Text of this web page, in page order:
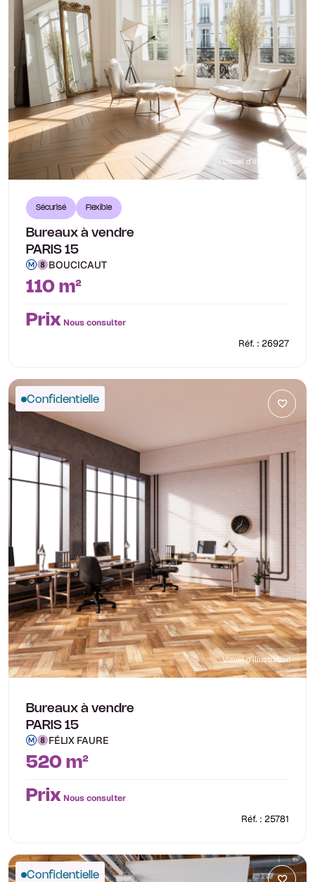
Visuel d'illustration
Sécurisé Flexible
Bureaux à vendre
PARIS 15
BOUCICAUT
110 m²
Prix Nous consulter
Réf. : 26927
Confidentielle
Visuel d'illustration
Bureaux à vendre
PARIS 15
FÉLIX FAURE
520 m²
Prix Nous consulter
Réf. : 25781
Confidentielle